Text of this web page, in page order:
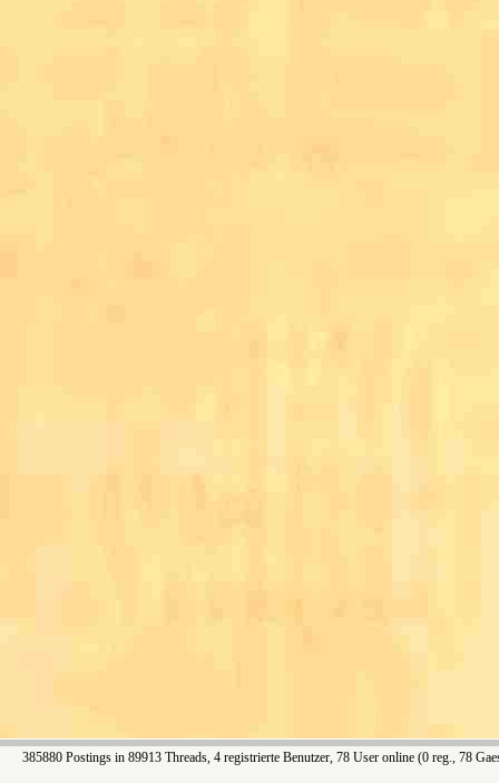
385880 Postings in 89913 Threads, 4 registrierte Benutzer, 78 User online (0 reg., 78